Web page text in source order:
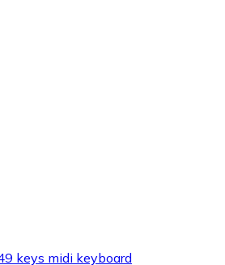
keys midi keyboard